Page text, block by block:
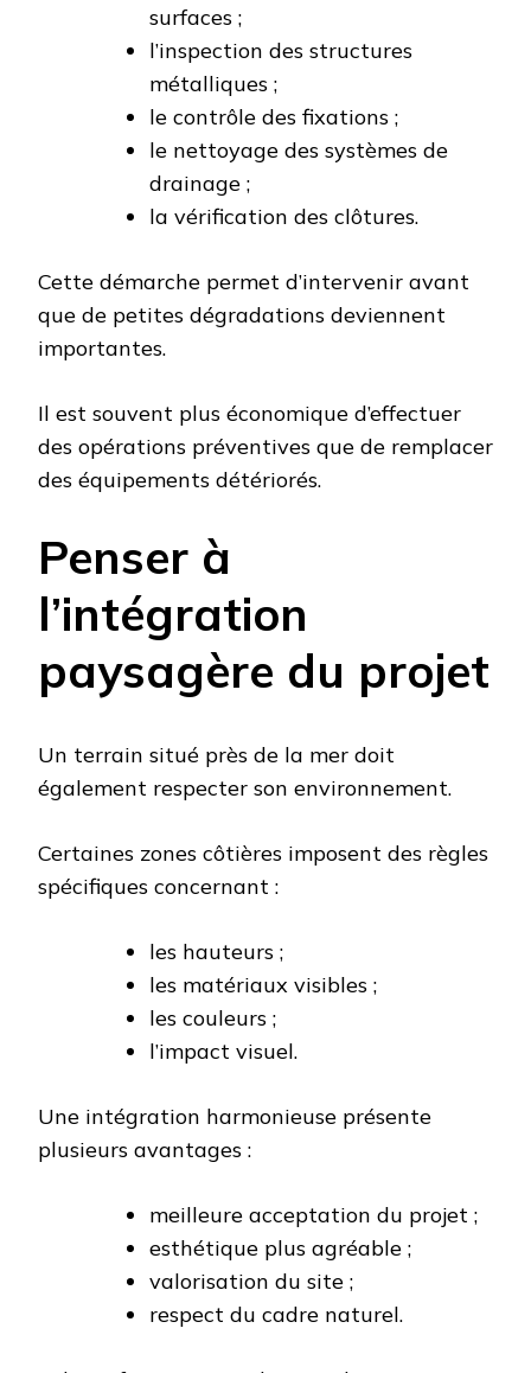
surfaces ;
l’inspection des structures
métalliques ;
le contrôle des fixations ;
le nettoyage des systèmes de
drainage ;
la vérification des clôtures.
Cette démarche permet d’intervenir avant
que de petites dégradations deviennent
importantes.
Il est souvent plus économique d’effectuer
des opérations préventives que de remplacer
des équipements détériorés.
Penser à
l’intégration
paysagère du projet
Un terrain situé près de la mer doit
également respecter son environnement.
Certaines zones côtières imposent des règles
spécifiques concernant :
les hauteurs ;
les matériaux visibles ;
les couleurs ;
l’impact visuel.
Une intégration harmonieuse présente
plusieurs avantages :
meilleure acceptation du projet ;
esthétique plus agréable ;
valorisation du site ;
respect du cadre naturel.